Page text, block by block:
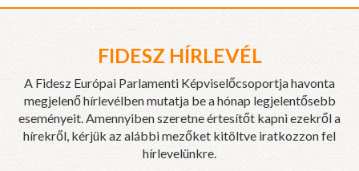
FIDESZ HÍRLEVÉL
A Fidesz Európai Parlamenti Képviselőcsoportja havonta
megjelenő hírlevélben mutatja be a hónap legjelentősebb
eseményeit. Amennyiben szeretne értesítőt kapni ezekről a
hírekről, kérjük az alábbi mezőket kitöltve iratkozzon fel
hírlevelünkre.